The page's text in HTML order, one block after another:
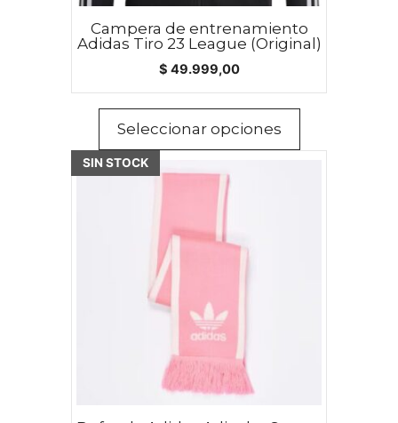
Campera de entrenamiento
Adidas Tiro 23 League (Original)
$ 49.999,00
Seleccionar opciones
la
página
de
SIN STOCK